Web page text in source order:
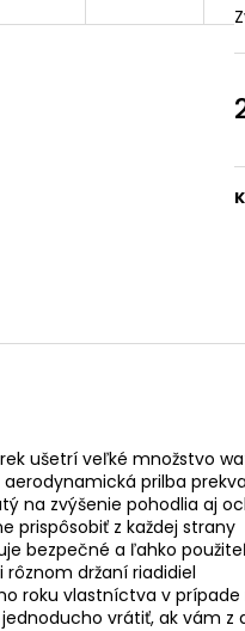
ušetrí veľké množstvo
prilba
na zvýšenie pohodlia aj
prispôsobiť z každej strany
bezpečné a ľahko
rôznom držaní riadidiel
roku vlastníctva v
vrátiť, ak vám z